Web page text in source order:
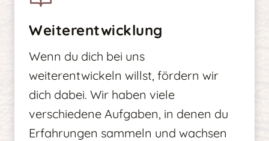
Weiterentwicklung
Wenn du dich bei uns
weiterentwickeln willst, fördern wir
dich dabei. Wir haben viele
verschiedene Aufgaben, in denen du
Erfahrungen sammeln und wachsen